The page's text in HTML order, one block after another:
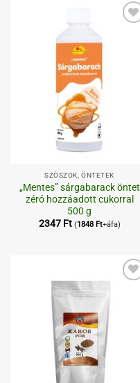
Kedvenceimhez
SZÓSZOK, ÖNTETEK
„Mentes” sárgabarack öntet
zéró hozzáadott cukorral
500 g
2347 Ft (1848 Ft+áfa)